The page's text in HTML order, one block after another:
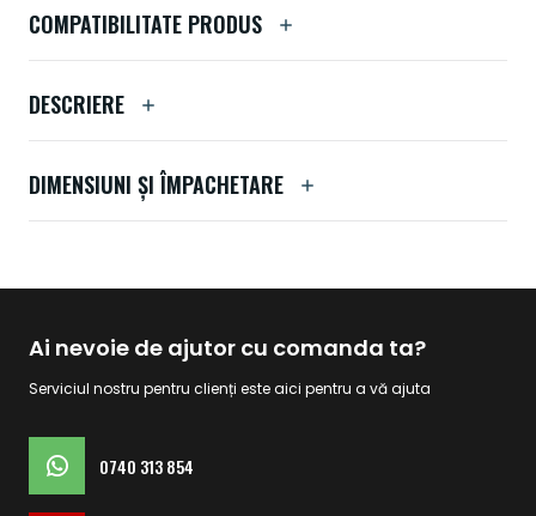
COMPATIBILITATE PRODUS
DESCRIERE
DIMENSIUNI ȘI ÎMPACHETARE
Ai nevoie de ajutor cu comanda ta?
Serviciul nostru pentru clienți este aici pentru a vă ajuta
0740 313 854